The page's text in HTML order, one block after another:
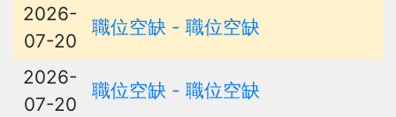
2026-
07-20
職位空缺 - 職位空缺
2026-
07-20
職位空缺 - 職位空缺